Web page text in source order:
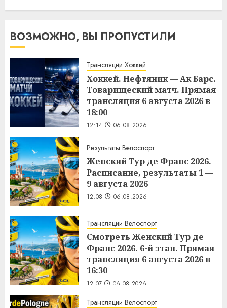
ВОЗМОЖНО, ВЫ ПРОПУСТИЛИ
Трансляции Хоккей
Хоккей. Нефтяник — Ак Барс.
Товарищеский матч. Прямая
трансляция 6 августа 2026 в
18:00
12:14 06.08.2026
Результаты Велоспорт
Женский Тур де Франс 2026.
Расписание, результаты 1 —
9 августа 2026
12:08 06.08.2026
Трансляции Велоспорт
Смотреть Женский Тур де
Франс 2026. 6-й этап. Прямая
трансляция 6 августа 2026 в
16:30
12:07 06.08.2026
Трансляции Велоспорт